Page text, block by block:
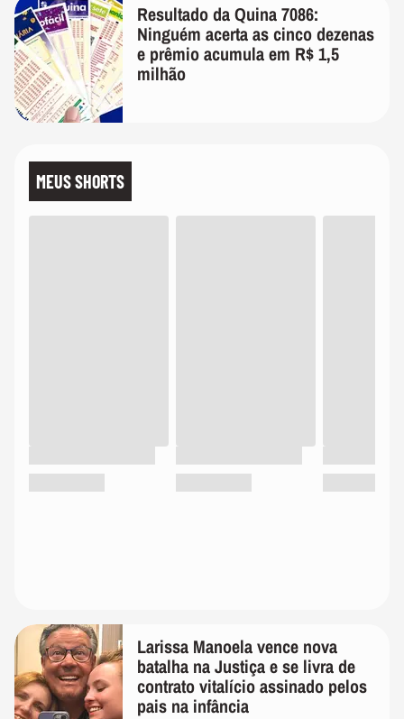
Resultado da Quina 7086:
Ninguém acerta as cinco dezenas
e prêmio acumula em R$ 1,5
milhão
MEUS SHORTS
Larissa Manoela vence nova
batalha na Justiça e se livra de
contrato vitalício assinado pelos
pais na infância